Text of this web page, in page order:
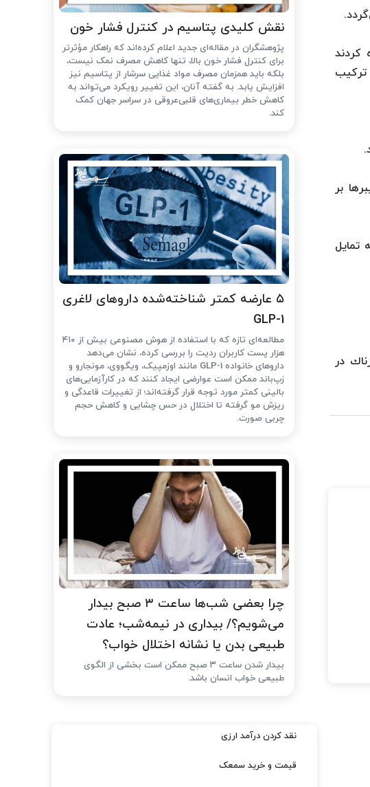
مشاهده كردند
بر
تمایل
در
نقش کلیدی پتاسیم در کنترل فشار خون
پژوهشگران در مقاله‌ای جدید اعلام کرده‌اند که راهکار مؤثرتر
برای کنترل فشار خون بالا، تنها کاهش مصرف نمک نیست،
بلکه باید همزمان مصرف مواد غذایی سرشار از پتاسیم نیز
افزایش یابد. به گفته آنان، این تغییر رویکرد می‌تواند به
کاهش خطر بیماری‌های قلبی‌عروقی در سراسر جهان کمک
کند.
۵ عارضه کمتر شناخته‌شده داروهای لاغری
GLP-1
مطالعه‌ای تازه که با استفاده از هوش مصنوعی بیش از ۴۱۰
هزار پست کاربران ردیت را بررسی کرده، نشان می‌دهد
داروهای خانواده GLP-1 مانند اوزمپیک، ویگووی، مونجارو و
زپ‌باند ممکن است عوارضی ایجاد کنند که در کارآزمایی‌های
بالینی کمتر مورد توجه قرار گرفته‌اند؛ از تغییرات قاعدگی و
ریزش مو گرفته تا اختلال در حس چشایی و کاهش حجم
چربی صورت.
چرا بعضی شب‌ها ساعت ۳ صبح بیدار
می‌شویم؟/ بیداری در نیمه‌شب؛ عادت
طبیعی بدن یا نشانه اختلال خواب؟
بیدار شدن ساعت ۳ صبح ممکن است بخشی از الگوی
طبیعی خواب انسان باشد.
نقد کردن درآمد ارزی
قیمت و خرید سمعک